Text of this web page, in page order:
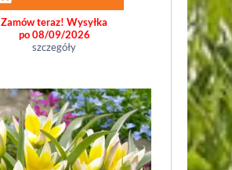
Zamów teraz! Wysyłka
po 08/09/2026
szczegóły